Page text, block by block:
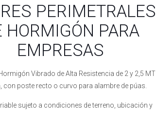
PERIMETRALES
HORMIGÓN PARA
EMPRESAS
Vibrado de Alta Resistencia de 2 y 2,5 MT
con poste recto o curvo para alambre de púas.
sujeto a condiciones de terreno, ubicación y